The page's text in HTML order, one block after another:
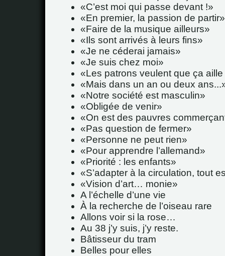
C’est moi qui passe devant !
En premier, la passion de partir
Faire de la musique ailleurs
Ils sont arrivés à leurs fins
Je ne céderai jamais
Je suis chez moi
Les patrons veulent que ça aille
Mais dans un an ou deux ans...
Notre société est masculin
Obligée de venir
On est des pauvres
Pas question de fermer
Personne ne peut rien
Pour apprendre l’allemand
Priorité : les enfants
S’adapter à la circulation, tout
Vision d’art… monie
A l’échelle d’une vie
À la recherche de l’oiseau rare
Allons voir si la rose…
Au 38 j’y suis, j’y reste.
Bâtisseur du tram
Belles pour elles